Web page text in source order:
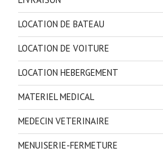
LOCATION DE BATEAU
LOCATION DE VOITURE
LOCATION HEBERGEMENT
MATERIEL MEDICAL
MEDECIN VETERINAIRE
MENUISERIE-FERMETURE